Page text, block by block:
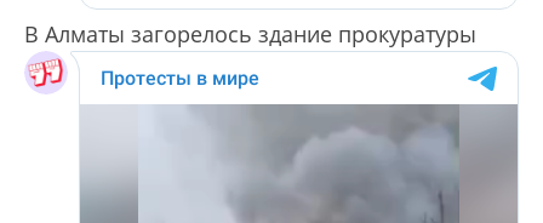
В Алматы загорелось здание прокуратуры